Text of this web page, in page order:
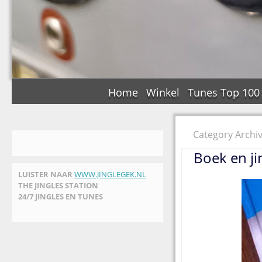
Home Winkel Tunes Top 100
LUISTER NAAR WWW.JINGLEGEK.NL
THE JINGLES STATION
24/7 JINGLES EN TUNES
Category
Boek en